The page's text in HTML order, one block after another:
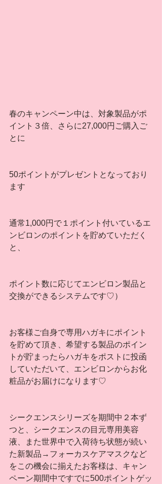
春のキャンペーン中は、対象製品がポ
イント３倍、さらに27,000円ご購入ご
とに
50ポイントがプレゼントとなっており
ます
通常1,000円で１ポイント付いているエ
ンビロンのポイントを貯めていただく
と、
ポイント数に応じてエンビロン製品と
交換ができるシステムです♡）
お客様ご自身で専用ハガキにポイント
を貯めて頂き、希望する製品のポイン
トが貯まったらハガキをポストに投函
していただいて、エンビロンからお化
粧品がお届けになります♡
シークエンスシリーズを期間中２本ず
つと、シークエンスの目元専用美容
液、また世界中で入荷待ち状態が続い
た新製品→フォーカスケアマスクなど
をこの機会に揃えたお客様は、キャン
ペーン期間中ですでに500ポイントゲッ